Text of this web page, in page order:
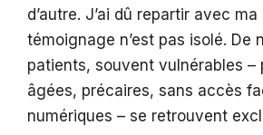
d’autre. J’ai dû repartir avec ma
témoignage n’est pas isolé. De
patients, souvent vulnérables –
âgées, précaires, sans accès
numériques – se retrouvent